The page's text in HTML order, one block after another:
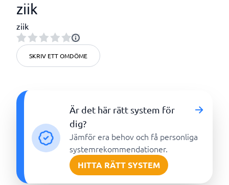
ziik
ziik
SKRIV ETT OMDÖME
Är det här rätt system för
dig?
Jämför era behov och få personliga
systemrekommendationer.
HITTA RÄTT SYSTEM